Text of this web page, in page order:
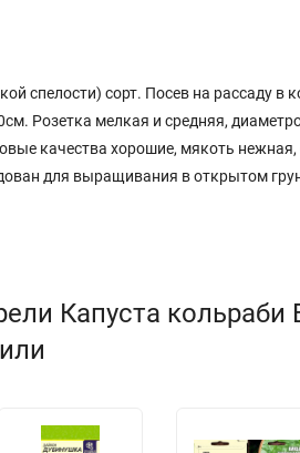
спелости) сорт. Посев на рассаду
Розетка мелкая и средняя,
качества хорошие, мякоть нежная,
для выращивания в открытом
Капуста кольраби